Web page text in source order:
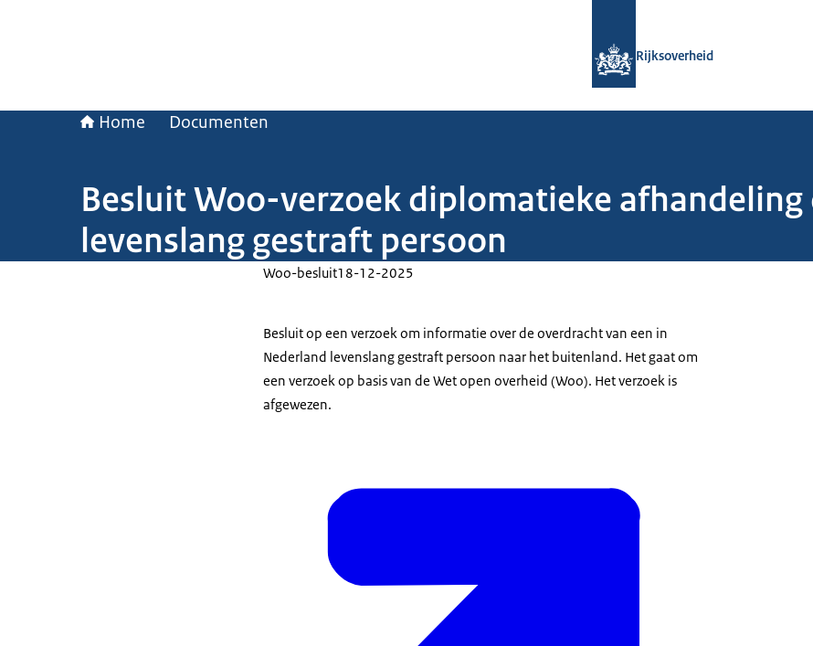
Rijksoverheid
Home Documenten
Besluit Woo-verzoek diplomatieke
levenslang gestraft persoon
Woo-besluit18-12-2025
Besluit op een verzoek om informatie over de overdracht van een in
Nederland levenslang gestraft persoon naar het buitenland. Het gaat om
een verzoek op basis van de Wet open overheid (Woo). Het verzoek is
afgewezen.